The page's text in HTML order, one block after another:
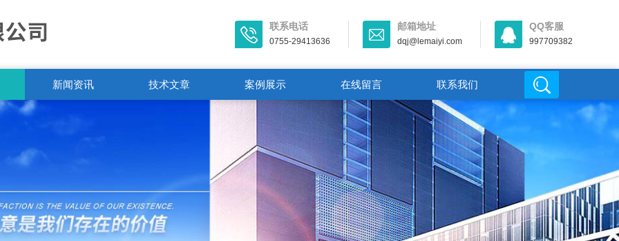
联系电话
0755-29413636
邮箱地址
dqj@lemaiyi.com
QQ客服
997709382
新闻资讯 技术文章 案例展示 在线留言 联系我们